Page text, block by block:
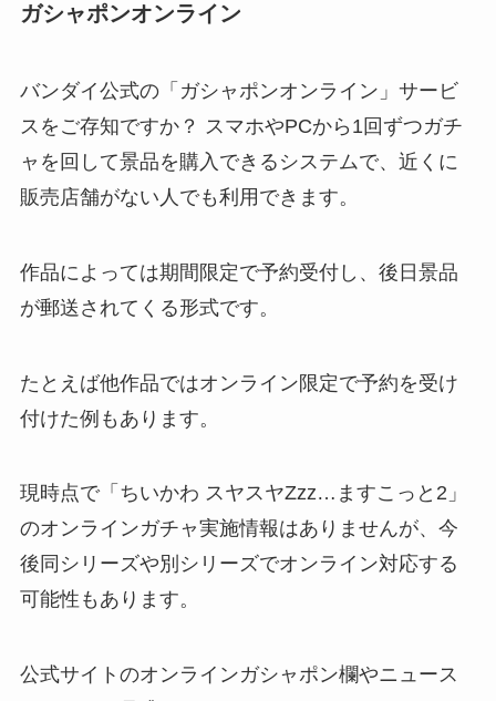
ガシャポンオンライン
バンダイ公式の「ガシャポンオンライン」サービ
スをご存知ですか？ スマホやPCから1回ずつガチ
ャを回して景品を購入できるシステムで、近くに
販売店舗がない人でも利用できます。
作品によっては期間限定で予約受付し、後日景品
が郵送されてくる形式です。
たとえば他作品ではオンライン限定で予約を受け
付けた例もあります​。
現時点で「ちいかわ スヤスヤZzz…ますこっと2」
のオンラインガチャ実施情報はありませんが、今
後同シリーズや別シリーズでオンライン対応する
可能性もあります。
公式サイトのオンラインガシャポン欄やニュース